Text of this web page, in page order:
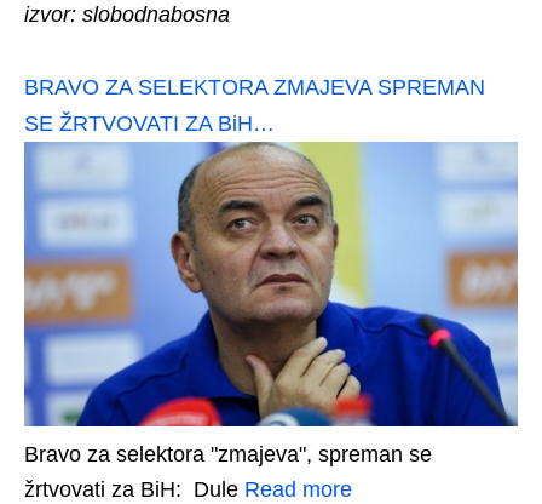
izvor: slobodnabosna
BRAVO ZA SELEKTORA ZMAJEVA SPREMAN
SE ŽRTVOVATI ZA BiH…
Bravo za selektora "zmajeva", spreman se
žrtvovati za BiH: Dule Read more